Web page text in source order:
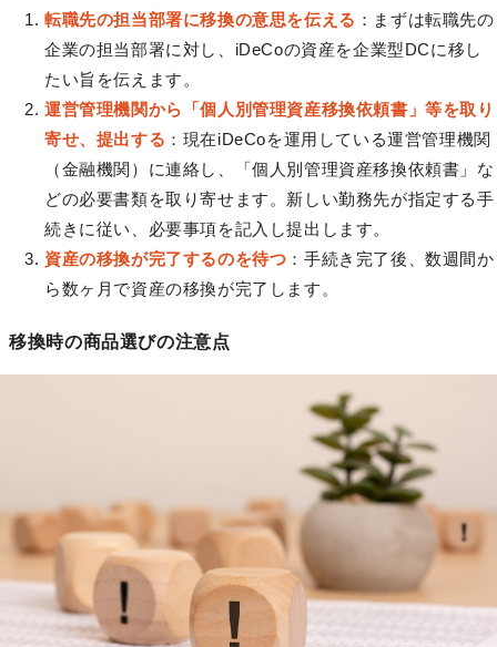
転職先の担当部署に移換の意思を伝える ：まずは転職先の
企業の担当部署に対し、iDeCoの資産を企業型DCに移し
たい旨を伝えます。
運営管理機関から「個人別管理資産移換依頼書」等を取り
寄せ、提出する ：現在iDeCoを運用している運営管理機関
（金融機関）に連絡し、「個人別管理資産移換依頼書」な
どの必要書類を取り寄せます。新しい勤務先が指定する手
続きに従い、必要事項を記入し提出します。
資産の移換が完了するのを待つ ：手続き完了後、数週間か
ら数ヶ月で資産の移換が完了します。
移換時の商品選びの注意点